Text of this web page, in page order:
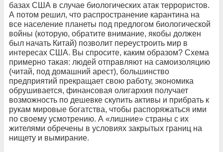
базах США в случае биологических атак террористов.
А потом решил, что распространение карантина на
все население планеты под предлогом биологической
войны (которую, обратите внимание, якобы должен
был начать Китай) позволит переустроить мир в
интересах США. Вы спросите, каким образом? Схема
примерно такая: людей отправляют на самоизоляцию
(читай, под домашний арест), большинство
предприятий прекращает свою работу, экономика
обрушивается, финансовая олигархия получает
возможность по дешевке скупить активы и прибрать к
рукам мировые богатства, чтобы распоряжаться ими
по своему усмотрению. А «лишние» страны с их
жителями обречены в условиях закрытых границ на
нищету и вымирание.